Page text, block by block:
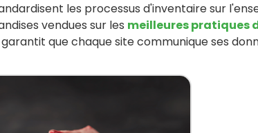
les processus d'inventaire sur
vendues sur les meilleures pratiques
garantit que chaque site communique ses